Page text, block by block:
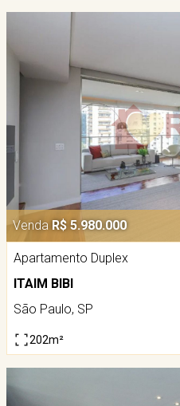
Venda R$ 5.980.000
Apartamento Duplex
ITAIM BIBI
São Paulo, SP
202m²